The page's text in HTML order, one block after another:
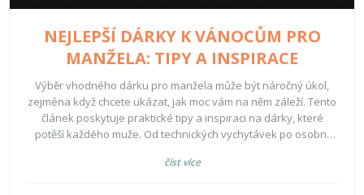
NEJLEPŠÍ DÁRKY K VÁNOCŮM PRO
MANŽELA: TIPY A INSPIRACE
Výběr vhodného dárku pro manžela může být náročný úkol,
zejména když chcete ukázat, jak moc vám na něm záleží. Tento
článek poskytuje praktické tipy a inspiraci na dárky, které
potěší každého muže. Od technických vychytávek po osobní
úspěšné. Nechte se inspirovat a udělejte letošní Vánoce
číst více